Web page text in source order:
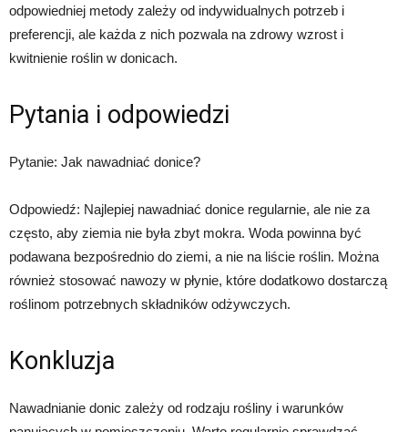
odpowiedniej metody zależy od indywidualnych potrzeb i
preferencji, ale każda z nich pozwala na zdrowy wzrost i
kwitnienie roślin w donicach.
Pytania i odpowiedzi
Pytanie: Jak nawadniać donice?
Odpowiedź: Najlepiej nawadniać donice regularnie, ale nie za
często, aby ziemia nie była zbyt mokra. Woda powinna być
podawana bezpośrednio do ziemi, a nie na liście roślin. Można
również stosować nawozy w płynie, które dodatkowo dostarczą
roślinom potrzebnych składników odżywczych.
Konkluzja
Nawadnianie donic zależy od rodzaju rośliny i warunków